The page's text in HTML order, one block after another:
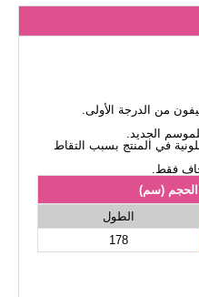
من الدرجة الأولى.
الجديد.
في المنتج بسبب التقاط
فقط.
(سم)
الطول
178